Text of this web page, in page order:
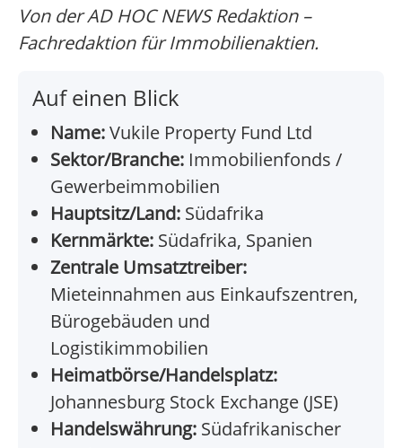
Von der AD HOC NEWS Redaktion –
Fachredaktion für Immobilienaktien.
Auf einen Blick
Name:Vukile Property Fund Ltd
Sektor/Branche: Immobilienfonds /
Gewerbeimmobilien
Hauptsitz/Land: Südafrika
Kernmärkte: Südafrika, Spanien
Zentrale Umsatztreiber:
Mieteinnahmen aus Einkaufszentren,
Bürogebäuden und
Logistikimmobilien
Heimatbörse/Handelsplatz:
Johannesburg Stock Exchange (JSE)
Handelswährung: Südafrikanischer